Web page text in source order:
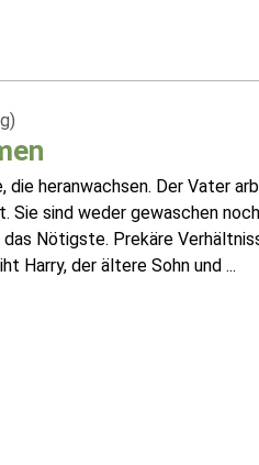
die heranwachsen. Der Vater
sind weder gewaschen
Nötigste. Prekäre
Harry, der ältere Sohn und ...